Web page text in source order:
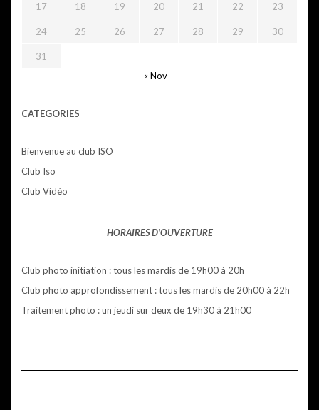
17 18 19 20 21 22 23
24 25 26 27 28 29 30
31
« Nov
CATEGORIES
Bienvenue au club ISO
Club Iso
Club Vidéo
HORAIRES D'OUVERTURE
Club photo initiation : tous les mardis de 19h00 à 20h
Club photo approfondissement : tous les mardis de 20h00 à 22h
Traitement photo : un jeudi sur deux de 19h30 à 21h00